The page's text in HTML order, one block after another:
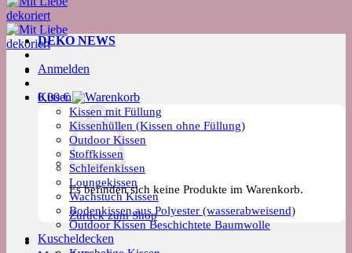
Kissen
Kissen mit Füllung
Kissenhüllen (Kissen ohne Füllung)
Outdoor Kissen
Stoffkissen
Schleifenkissen
Loungekissen
Wachstuch Kissen
Bodenkissen aus Polyester (wasserabweisend)
Outdoor Kissen Beschichtete Baumwolle
Kuscheldecken
DEKO NEWS
Anmelden
0,00€
Es befinden sich keine Produkte im Warenkorb.
Zurück zum Shop